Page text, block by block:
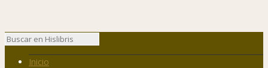
Inicio